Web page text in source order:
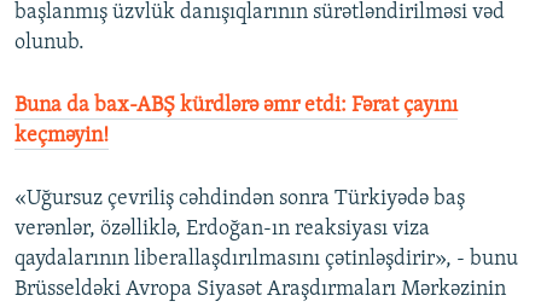
başlanmış üzvlük danışıqlarının sürətləndirilməsi vəd
olunub.
Buna da bax-ABŞ kürdlərə əmr etdi: Fərat çayını
keçməyin!
«Uğursuz çevriliş cəhdindən sonra Türkiyədə baş
verənlər, özəlliklə, Erdoğan-ın reaksiyası viza
qaydalarının liberallaşdırılmasını çətinləşdirir», - bunu
Brüsseldəki Avropa Siyasət Araşdırmaları Mərkəzinin